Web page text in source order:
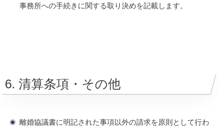
事務所への手続きに関する取り決めを記載します。
6. 清算条項・その他
離婚協議書に明記された事項以外の請求を原則として行わ